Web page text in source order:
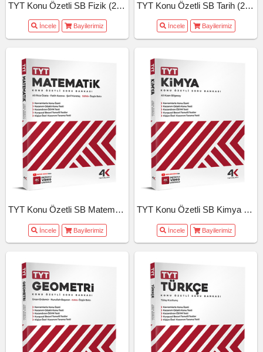
TYT Konu Özetli SB Fizik (26-27)
İncele Bayilerimiz
TYT Konu Özetli SB Tarih (26-27)
İncele Bayilerimiz
TYT Konu Özetli SB Matematik (26-27)
İncele Bayilerimiz
TYT Konu Özetli SB Kimya (26-27)
İncele Bayilerimiz